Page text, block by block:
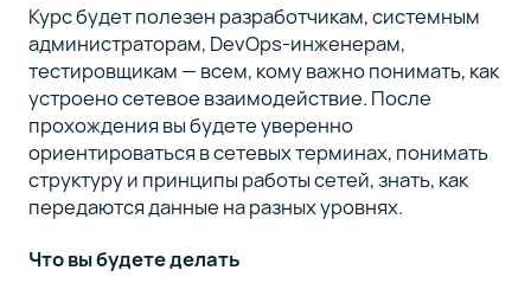
Курс будет полезен разработчикам, системным
администраторам, DevOps-инженерам,
тестировщикам — всем, кому важно понимать, как
устроено сетевое взаимодействие. После
прохождения вы будете уверенно
ориентироваться в сетевых терминах, понимать
структуру и принципы работы сетей, знать, как
передаются данные на разных уровнях.
Что вы будете делать